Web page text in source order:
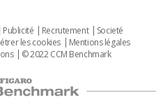
Publicité Recrutement
Societé
les cookies
Mentions légales
© 2022 CCM Benchmark